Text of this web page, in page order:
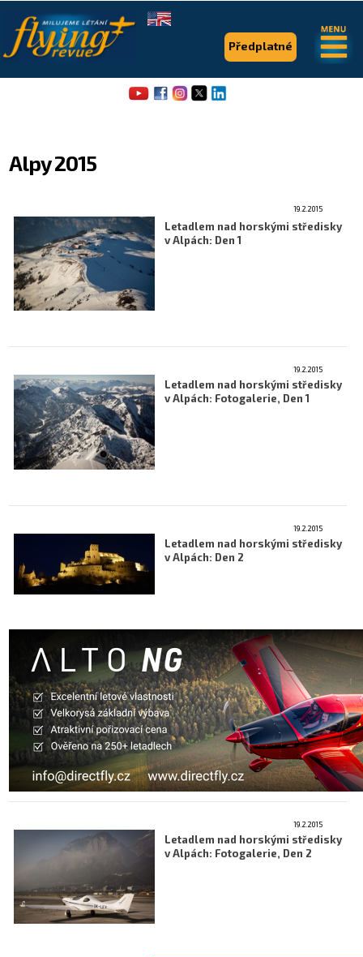
Alpy 2015
19.2.2015
Letadlem nad horskými středisky
v Alpách: Den 1
19.2.2015
Letadlem nad horskými středisky
v Alpách: Fotogalerie, Den 1
19.2.2015
Letadlem nad horskými středisky
v Alpách: Den 2
19.2.2015
Letadlem nad horskými středisky
v Alpách: Fotogalerie, Den 2
Předplatné
.
Flying Revue
Série & speciály
Letecká videa
Aktuální FR + archiv
Letecká muzea
The SAFE Guide app
Nabídky práce v letectví
Inzerujte s námi